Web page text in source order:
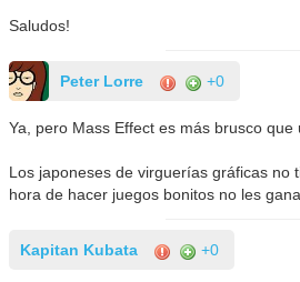
Saludos!
Peter Lorre +0
Ya, pero Mass Effect es más brusco
Los japoneses de virguerías gráficas no
hora de hacer juegos bonitos no les
Kapitan Kubata +0